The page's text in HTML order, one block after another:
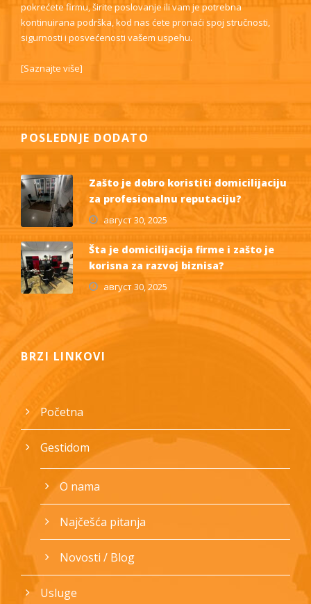
pokrećete firmu, širite poslovanje ili vam je potrebna
kontinuirana podrška, kod nas ćete pronaći spoj stručnosti,
sigurnosti i posvećenosti vašem uspehu.
[Saznajte više]
POSLEDNJE DODATO
Zašto je dobro koristiti domicilijaciju
za profesionalnu reputaciju?
август 30, 2025
Šta je domicilijacija firme i zašto je
korisna za razvoj biznisa?
август 30, 2025
BRZI LINKOVI
Početna
Gestidom
O nama
Najčešća pitanja
Novosti / Blog
Usluge